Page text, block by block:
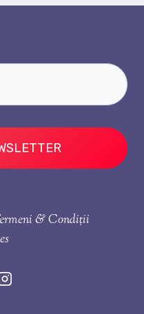
& Condiții